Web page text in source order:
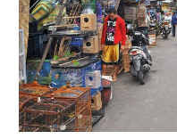
oiseaux
et
balade
dans
la
ville